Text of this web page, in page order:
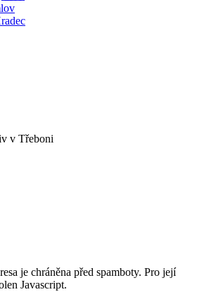
v Třeboni
je chráněna před spamboty. Pro její
Javascript.